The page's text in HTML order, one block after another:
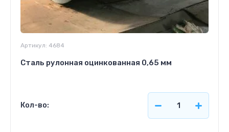
Артикул: 4684
Сталь рулонная оцинкованная 0,65 мм
Кол-во: